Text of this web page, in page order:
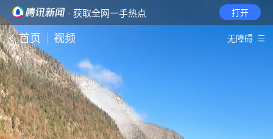
· 获取全网一手热点 打开
首页 视频 无障碍